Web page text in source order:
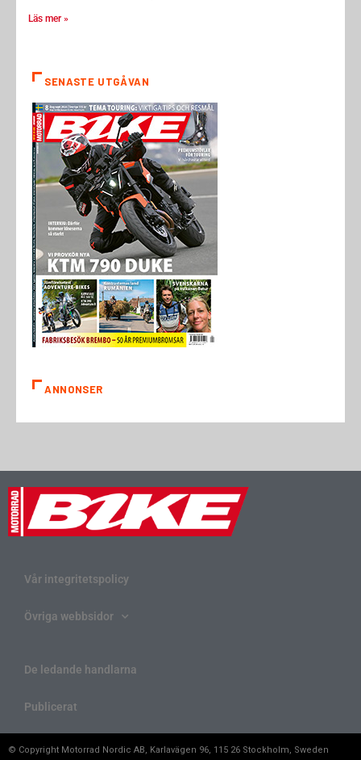
Läs mer »
SENASTE UTGÅVAN
ANNONSER
Vår integritetspolicy
Övriga webbsidor
De ledande handlarna
Publicerat
© Copyright Motorrad Nordic AB, Karlavägen 96, 115 26 Stockholm, Sweden